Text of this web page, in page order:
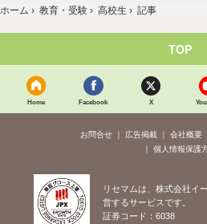
ホーム › 教育・受験 › 高校生 › 記事
TOP
Home Facebook X
お問合せ 広告掲載 会社概要
個人情報保護
リセマムは、株式会社イ
営するサービスです。
証券コード：6038